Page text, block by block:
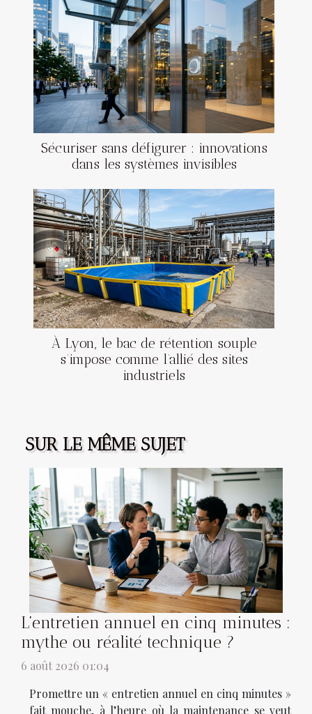
Sécuriser sans défigurer : innovations
dans les systèmes invisibles
À Lyon, le bac de rétention souple
s’impose comme l’allié des sites
industriels
SUR LE MÊME SUJET
L’entretien annuel en cinq minutes :
mythe ou réalité technique ?
6 août 2026 01:04
Promettre un « entretien annuel en cinq minutes »
fait mouche, à l’heure où la maintenance se veut